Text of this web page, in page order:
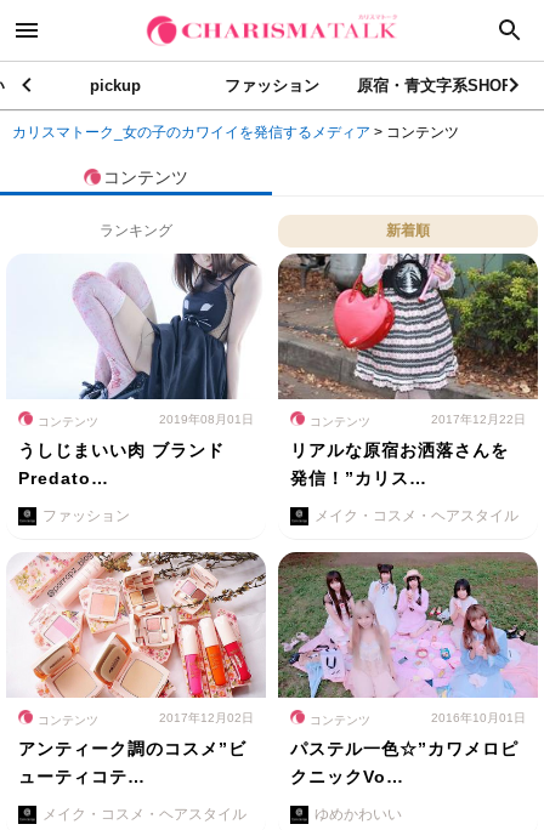
pickup ファッション 原宿・青文字系SHOP
カリスマトーク_女の子のカワイイを発信するメディア > コンテンツ
コンテンツ
ランキング 新着順
コンテンツ 2019年08月01日
うしじまいい肉 ブランド
Predato…
ファッション
コンテンツ 2017年12月22日
リアルな原宿お洒落さんを
発信！”カリス…
メイク・コスメ・ヘアスタイル
コンテンツ 2017年12月02日
アンティーク調のコスメ”ビ
ューティコテ…
メイク・コスメ・ヘアスタイル
コンテンツ 2016年10月01日
パステル一色☆”カワメロピ
クニックVo…
ゆめかわいい